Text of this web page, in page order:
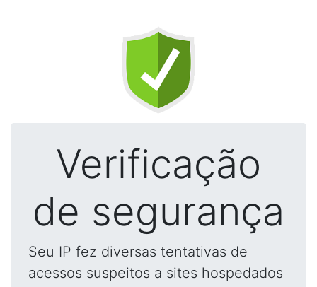
Verificação
de segurança
Seu IP fez diversas tentativas de
acessos suspeitos a sites hospedados